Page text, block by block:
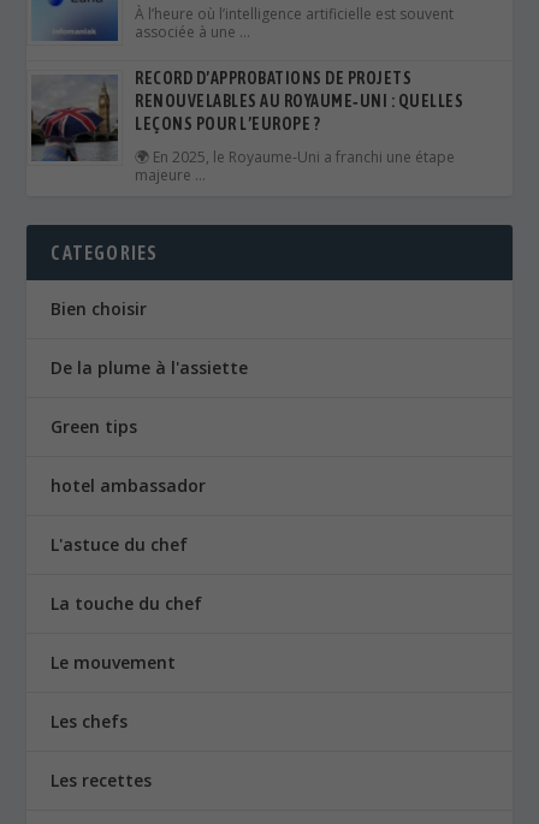
À l’heure où l’intelligence artificielle est souvent
associée à une …
RECORD D’APPROBATIONS DE PROJETS
RENOUVELABLES AU ROYAUME‑UNI : QUELLES
LEÇONS POUR L’EUROPE ?
🌍 En 2025, le Royaume‑Uni a franchi une étape
majeure …
CATEGORIES
Bien choisir
De la plume à l'assiette
Green tips
hotel ambassador
L'astuce du chef
La touche du chef
Le mouvement
Les chefs
Les recettes